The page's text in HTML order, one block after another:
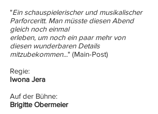
​"Ein schauspielerischer und musikalischer
Parforceritt. Man müsste diesen Abend
gleich noch einmal
erleben, um noch ein paar mehr von
diesen wunderbaren Details
mitzubekommen..." (Main-Post)
Regie:
Iwona Jera
Auf der Bühne:
Brigitte Obermeier